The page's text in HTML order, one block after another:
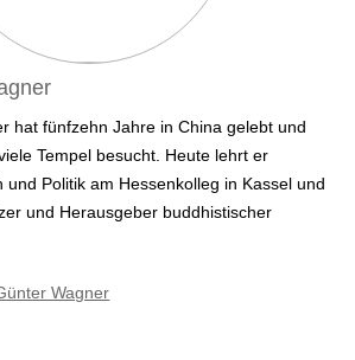
hat fünfzehn Jahre in China gelebt und
Tempel besucht. Heute lehrt er
und Politik am Hessenkolleg in Kassel und
und Herausgeber buddhistischer
Wagner